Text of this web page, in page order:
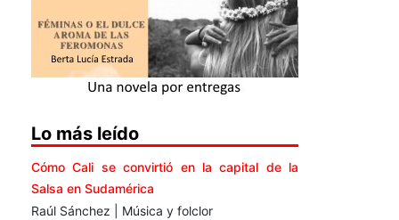
Lo más leído
Cómo Cali se convirtió en la capital de la
Salsa en Sudamérica
Raúl Sánchez | Música y folclor